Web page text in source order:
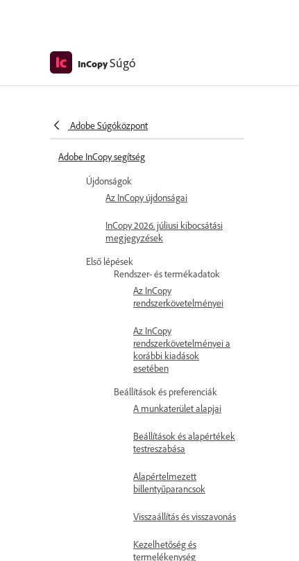
InCopySúgó
Adobe Súgóközpont
Adobe InCopy segítség
Újdonságok
Az InCopy újdonságai
InCopy 2026. júliusi kibocsátási
megjegyzések
Első lépések
Rendszer- és termékadatok
Az InCopy
rendszerkövetelményei
Az InCopy
rendszerkövetelményei a
korábbi kiadások
esetében
Beállítások és preferenciák
A munkaterület alapjai
Beállítások és alapértékek
testreszabása
Alapértelmezett
billentyűparancsok
Visszaállítás és visszavonás
Kezelhetőség és
termelékenység